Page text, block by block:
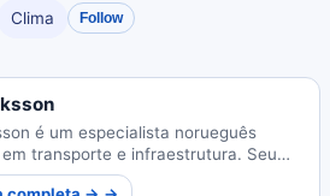
Clima Follow
é um especialista norueguês
transporte e infraestrutura. Seu
se no desenvolvimento de